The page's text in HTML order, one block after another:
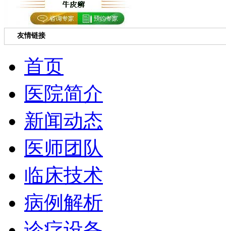
友情链接
首页
医院简介
新闻动态
医师团队
临床技术
病例解析